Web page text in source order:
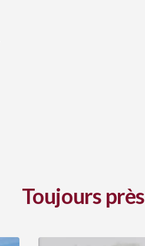
Toujours près